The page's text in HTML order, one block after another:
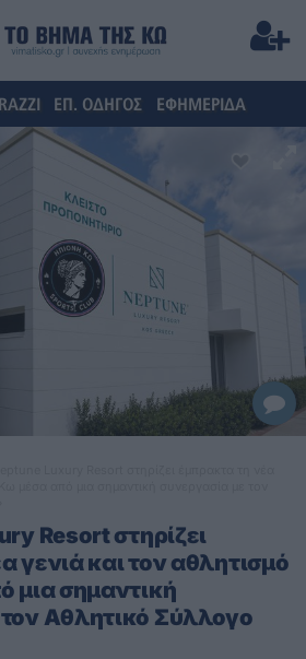
ΕΠ. ΟΔΗΓΟΣ ΕΦΗΜΕΡΙΔΑ
Resort στηρίζει
γενιά και τον αθλητισμό
μια σημαντική
Αθλητικό Σύλλογο